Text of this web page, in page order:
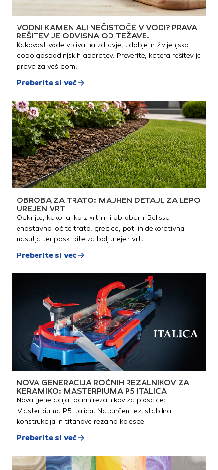
izdelano iz reciklabilnega
materiala.Tehnične
lastnosti:Višinska
nastavljivost od 56 do 91
mmZa fuge širine od 4
mmVišina distančnih reber 11,5
mm
VODNI KAMEN ALI NEČISTOČE V VODI? PRAVA
REŠITEV JE ODVISNA OD TEŽAVE.
Kakovost vode vpliva na zdravje, udobje in življenjsko
dobo gospodinjskih aparatov. Preverite, katera rešitev je
prava za vaš dom.
Preberite si več
OBROBA ZA TRATO: MAJHEN DETAJL ZA LEPO
UREJEN VRT
Odkrijte, kako lahko z vrtnimi obrobami Belissa
enostavno ločite trato, gredice, poti in dekorativna
nasutja ter poskrbite za bolj urejen vrt.
Preberite si več
NOVA GENERACIJA ROČNIH REZALNIKOV ZA
KERAMIKO: MASTERPIUMA P5 ITALICA
Nova generacija ročnih rezalnikov za ploščice:
Masterpiuma P5 Italica. Natančen rez, stabilna
konstrukcija in titanovo rezalno kolesce.
Preberite si več